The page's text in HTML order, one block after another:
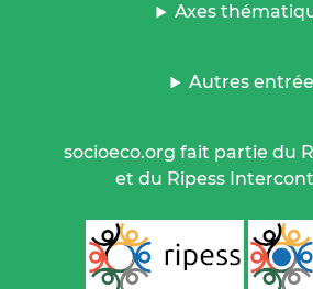
Axes
Autres
socioeco.org fait partie du
et du Ripess